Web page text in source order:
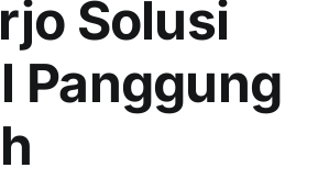
Solusi
Panggung